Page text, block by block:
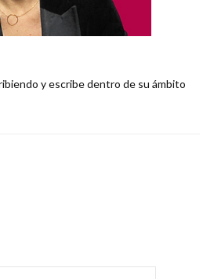
y escribe dentro de su ámbito